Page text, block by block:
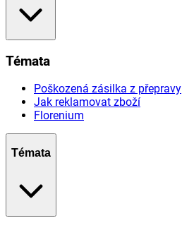
Témata
Poškozená zásilka z přepravy
Jak reklamovat zboží
Florenium
Témata